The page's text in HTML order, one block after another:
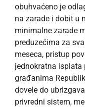
obuhvaćeno je
na zarade i dobit u
minimalne zarade
preduzećima za
meseca, pristup
jednokratna isplata
građanima
dovele do
privredni sistem,